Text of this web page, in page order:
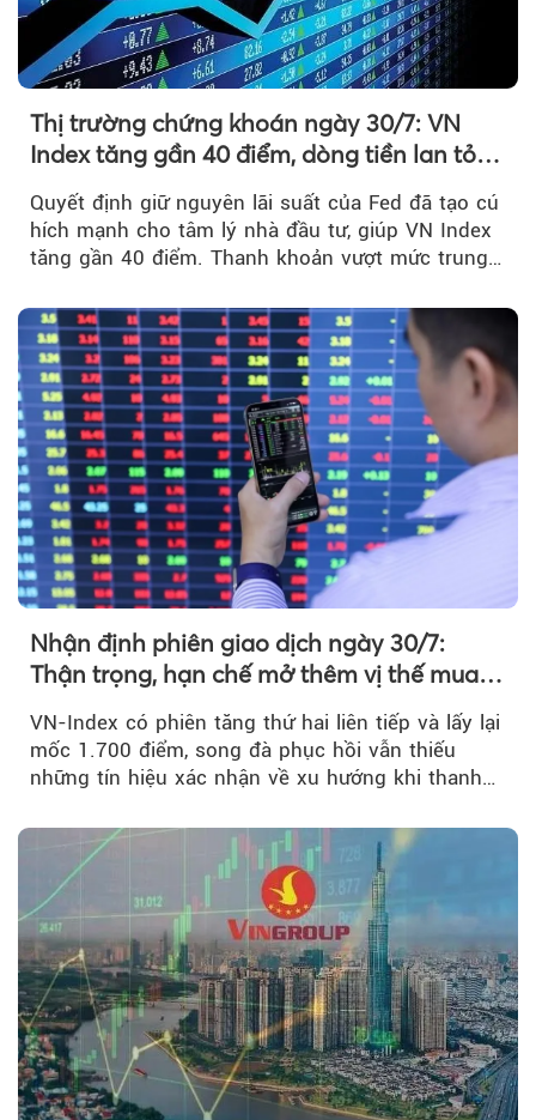
Thị trường chứng khoán ngày 30/7: VN
Index tăng gần 40 điểm, dòng tiền lan tỏa
mạnh sau tín hiệu tích cực từ Fed
Quyết định giữ nguyên lãi suất của Fed đã tạo cú
hích mạnh cho tâm lý nhà đầu tư, giúp VN Index
tăng gần 40 điểm. Thanh khoản vượt mức trung
Nhận định phiên giao dịch ngày 30/7:
Thận trọng, hạn chế mở thêm vị thế mua
VN-Index có phiên tăng thứ hai liên tiếp và lấy lại
mốc 1.700 điểm, song đà phục hồi vẫn thiếu
những tín hiệu xác nhận về xu hướng khi thanh